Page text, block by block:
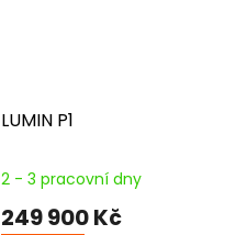
LUMIN P1
2 - 3 pracovní dny
249 900 Kč